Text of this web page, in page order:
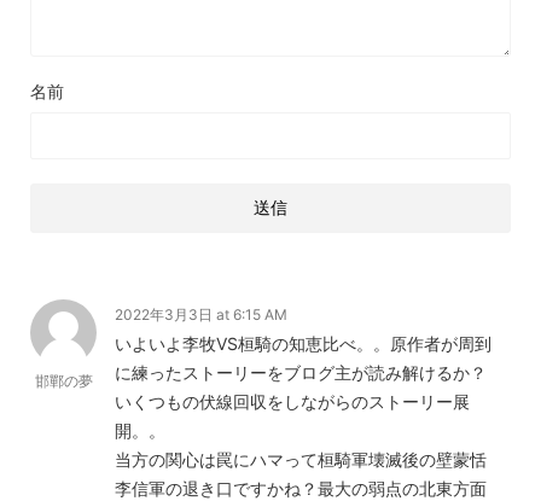
名前
邯鄲の夢
2022年3月3日 at 6:15 AM
いよいよ李牧VS桓騎の知恵比べ。。原作者が周到
に練ったストーリーをブログ主が読み解けるか？
いくつもの伏線回収をしながらのストーリー展
開。。
当方の関心は罠にハマって桓騎軍壊滅後の壁蒙恬
李信軍の退き口ですかね？最大の弱点の北東方面